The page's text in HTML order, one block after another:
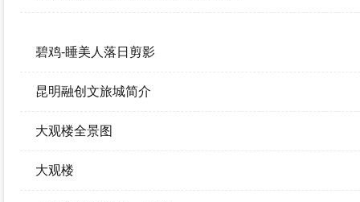
碧鸡-睡美人落日剪影
昆明融创文旅城简介
大观楼全景图
大观楼